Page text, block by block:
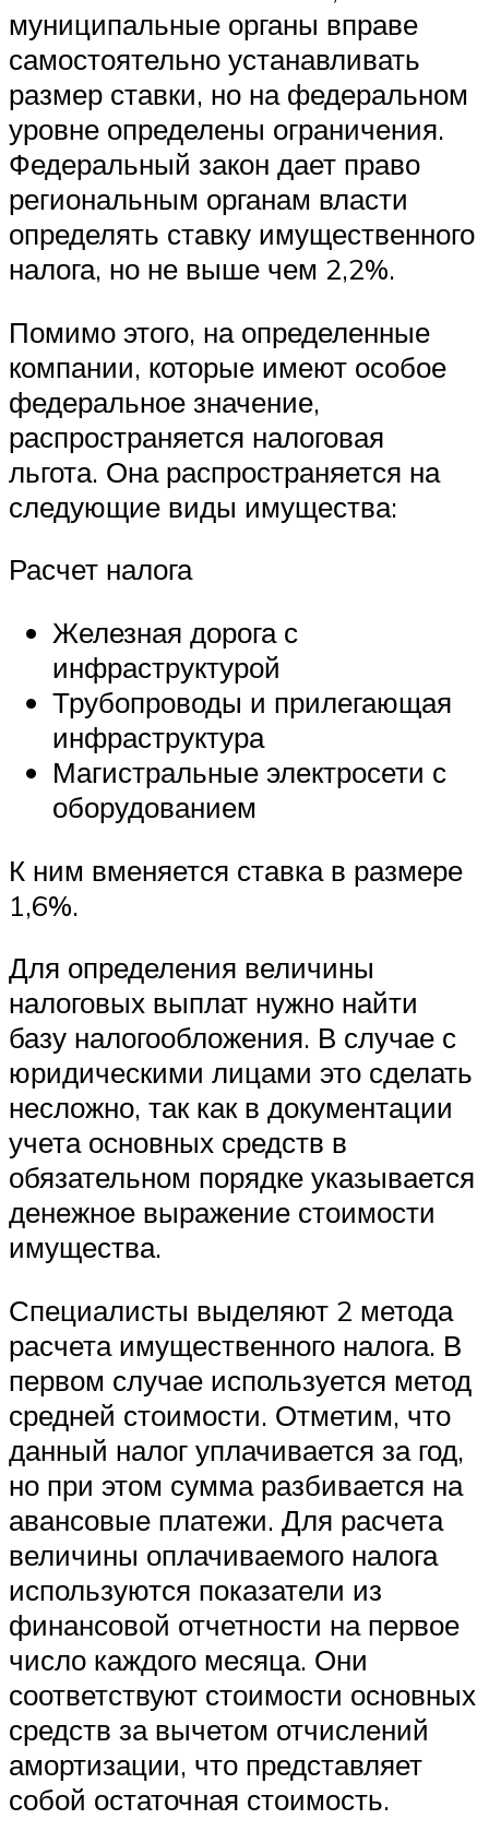
муниципальные органы вправе
самостоятельно устанавливать
размер ставки, но на федеральном
уровне определены ограничения.
Федеральный закон дает право
региональным органам власти
определять ставку имущественного
налога, но не выше чем 2,2%.
Помимо этого, на определенные
компании, которые имеют особое
федеральное значение,
распространяется налоговая
льгота. Она распространяется на
следующие виды имущества:
Расчет налога
Железная дорога с
инфраструктурой
Трубопроводы и прилегающая
инфраструктура
Магистральные электросети с
оборудованием
К ним вменяется ставка в размере
1,6%.
Для определения величины
налоговых выплат нужно найти
базу налогообложения. В случае с
юридическими лицами это сделать
несложно, так как в документации
учета основных средств в
обязательном порядке указывается
денежное выражение стоимости
имущества.
Специалисты выделяют 2 метода
расчета имущественного налога. В
первом случае используется метод
средней стоимости. Отметим, что
данный налог уплачивается за год,
но при этом сумма разбивается на
авансовые платежи. Для расчета
величины оплачиваемого налога
используются показатели из
финансовой отчетности на первое
число каждого месяца. Они
соответствуют стоимости основных
средств за вычетом отчислений
амортизации, что представляет
собой остаточная стоимость.